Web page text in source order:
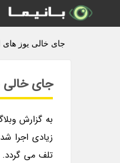
جای خالی یوز های
جای خالی
به گزارش
زیادی اجرا
تلف می گردد.